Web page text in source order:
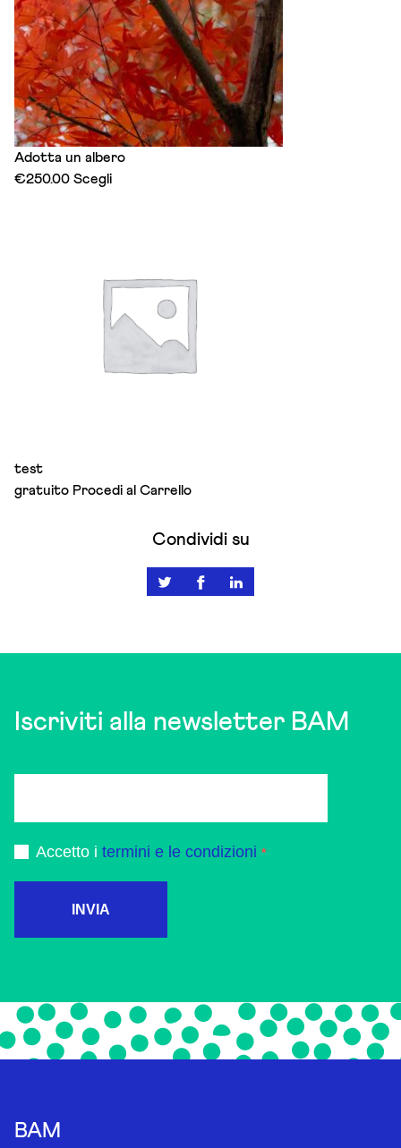
Adotta un albero
€250.00 ScegliThis
The
options
may
chosen
test
gratuito Procedi al Carrello
Condividi su
Iscriviti alla newsletter BAM
Accetto i termini e le condizioni
INVIA
BAM